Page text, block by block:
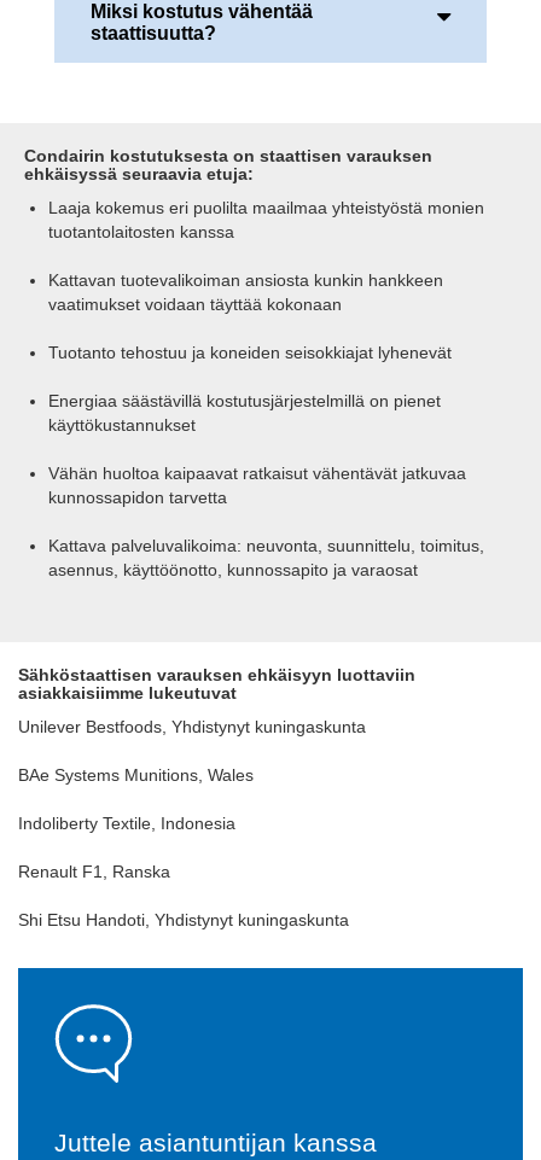
Yli 40 % suhteellisella kosteudella voidaan
Miksi kostutus vähentää
staattisuutta?
Ilmassa oleva kosteus johtaa sähköä ja johdattaa
sen pois vähentäen kitkan aiheuttamaa
materiaalien kertymistä.
Condairin kostutuksesta on staattisen varauksen
ehkäisyssä seuraavia etuja:
Laaja kokemus eri puolilta maailmaa yhteistyöstä monien
tuotantolaitosten kanssa
Kattavan tuotevalikoiman ansiosta kunkin hankkeen
vaatimukset voidaan täyttää kokonaan
Tuotanto tehostuu ja koneiden seisokkiajat lyhenevät
Energiaa säästävillä kostutusjärjestelmillä on pienet
käyttökustannukset
Vähän huoltoa kaipaavat ratkaisut vähentävät jatkuvaa
kunnossapidon tarvetta
Kattava palveluvalikoima: neuvonta, suunnittelu, toimitus,
asennus, käyttöönotto, kunnossapito ja varaosat
Sähköstaattisen varauksen ehkäisyyn luottaviin
asiakkaisiimme lukeutuvat
Unilever Bestfoods, Yhdistynyt kuningaskunta
BAe Systems Munitions, Wales
Indoliberty Textile, Indonesia
Renault F1, Ranska
Shi Etsu Handoti, Yhdistynyt kuningaskunta
Juttele asiantuntijan kanssa